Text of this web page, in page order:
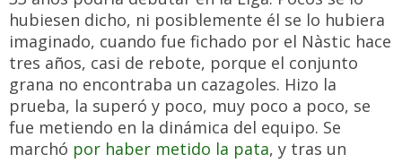
hubiesen dicho, ni posiblemente él se lo hubiera
imaginado, cuando fue fichado por el Nàstic hace
tres años, casi de rebote, porque el conjunto
grana no encontraba un cazagoles. Hizo la
prueba, la superó y poco, muy poco a poco, se
fue metiendo en la dinámica del equipo. Se
marchó por haber metido la pata, y tras un